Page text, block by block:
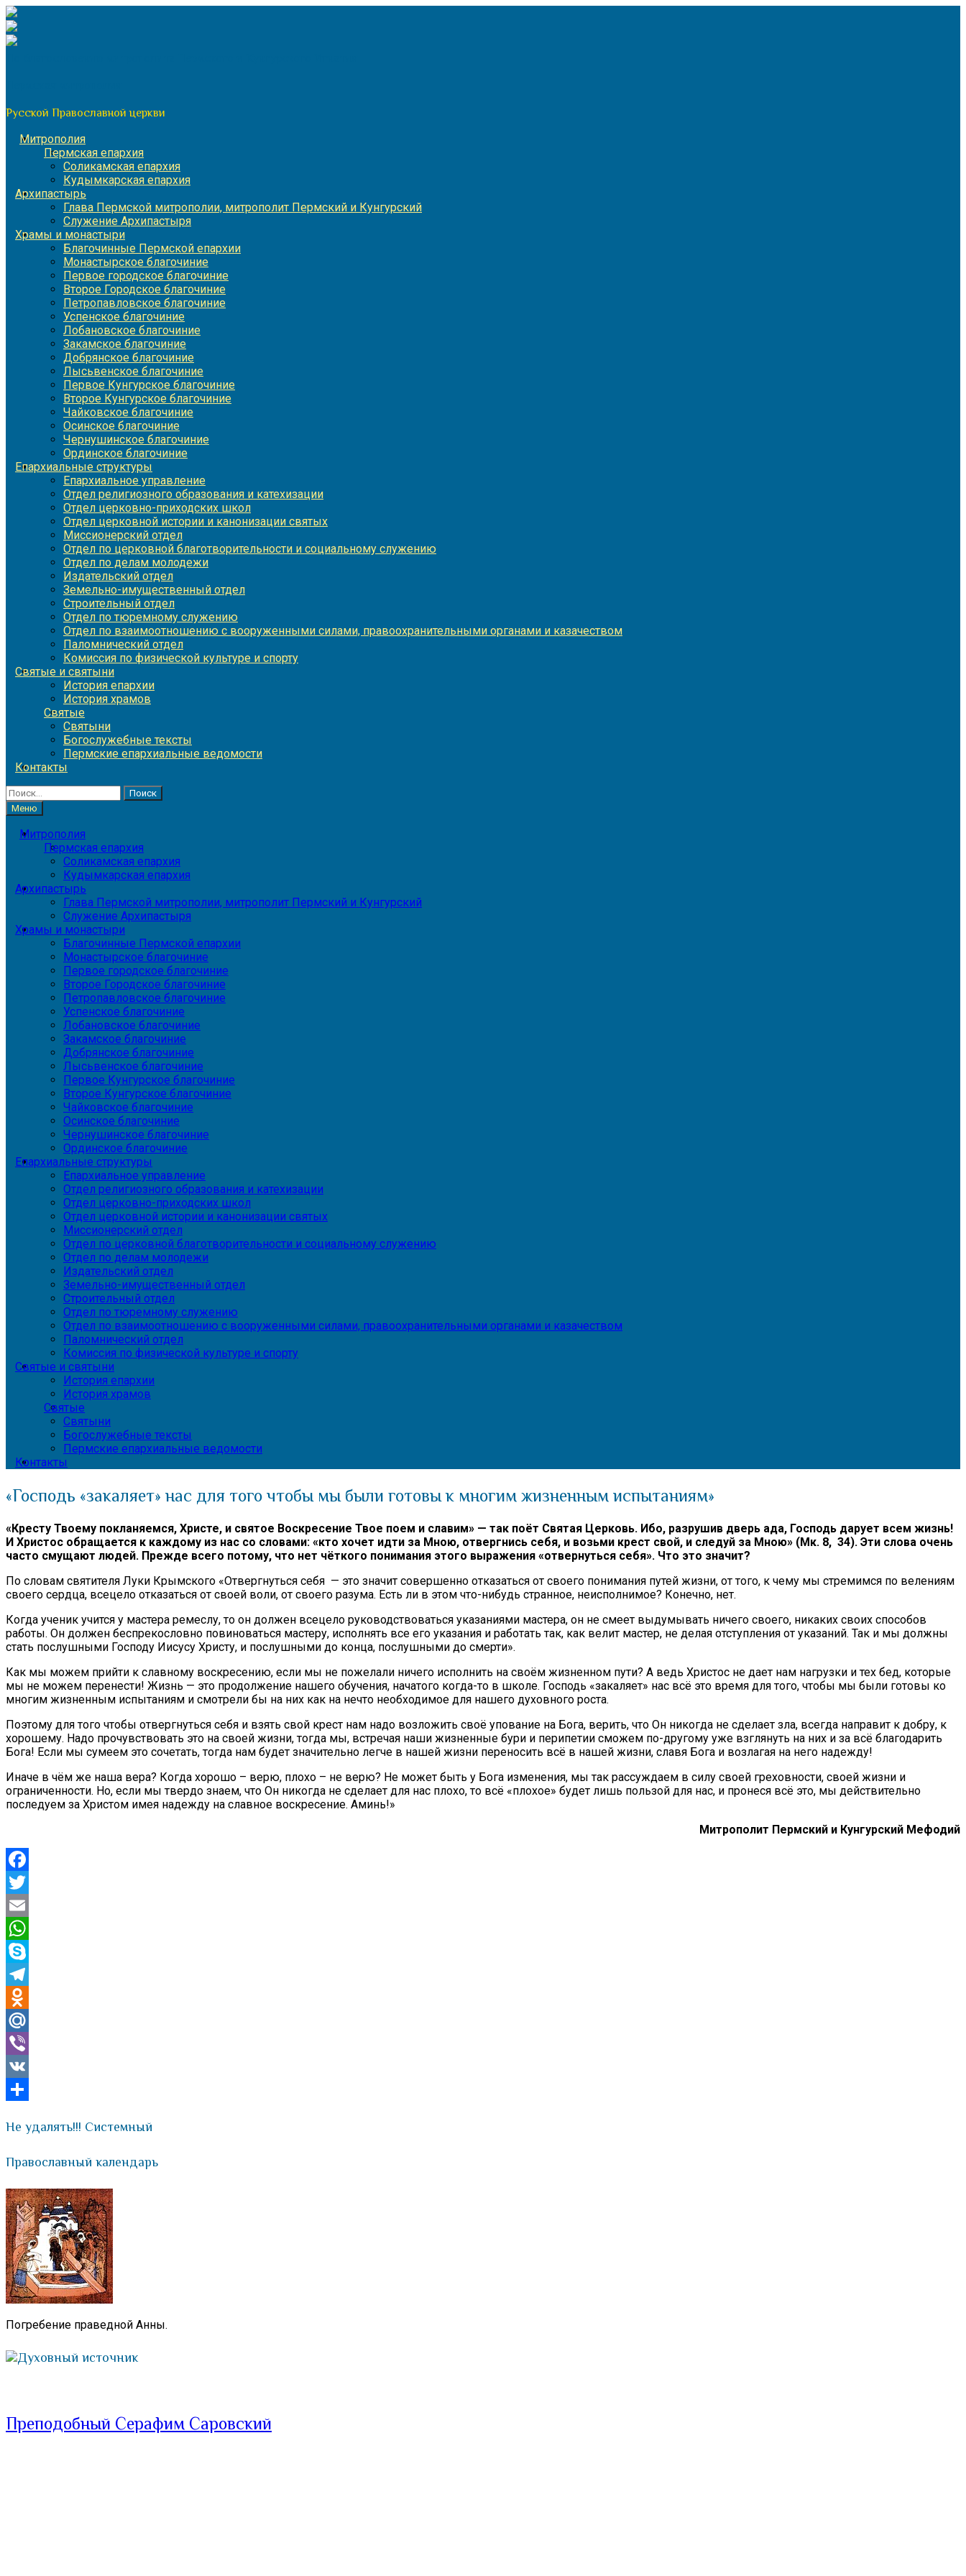
Перейти
к
содержимому
Русской Православной церкви
Митрополия
Пермская епархия
Соликамская епархия
Кудымкарская епархия
Архипастырь
Глава Пермской митрополии, митрополит Пермский и Кунгурский
Служение Архипастыря
Храмы и монастыри
Благочинные Пермской епархии
Монастырское благочиние
Первое городское благочиние
Второе Городское благочиние
Петропавловское благочиние
Успенское благочиние
Лобановское благочиние
Закамское благочиние
Добрянское благочиние
Лысьвенское благочиние
Первое Кунгурское благочиние
Второе Кунгурское благочиние
Чайковское благочиние
Осинское благочиние
Чернушинское благочиние
Ординское благочиние
Епархиальные структуры
Епархиальное управление
Отдел религиозного образования и катехизации
Отдел церковно-приходских школ
Отдел церковной истории и канонизации святых
Миссионерский отдел
Отдел по церковной благотворительности и социальному служению
Отдел по делам молодежи
Издательский отдел
Земельно-имущественный отдел
Строительный отдел
Отдел по тюремному служению
Отдел по взаимоотношению с вооруженными силами, правоохранительными органами и казачеством
Паломнический отдел
Комиссия по физической культуре и спорту
Святые и святыни
История епархии
История храмов
Святые
Святыни
Богослужебные тексты
Пермские епархиальные ведомости
Контакты
Найти:
Меню
Митрополия
Пермская епархия
Соликамская епархия
Кудымкарская епархия
Архипастырь
Глава Пермской митрополии, митрополит Пермский и Кунгурский
Служение Архипастыря
Храмы и монастыри
Благочинные Пермской епархии
Монастырское благочиние
Первое городское благочиние
Второе Городское благочиние
Петропавловское благочиние
Успенское благочиние
Лобановское благочиние
Закамское благочиние
Добрянское благочиние
Лысьвенское благочиние
Первое Кунгурское благочиние
Второе Кунгурское благочиние
Чайковское благочиние
Осинское благочиние
Чернушинское благочиние
Ординское благочиние
Епархиальные структуры
Епархиальное управление
Отдел религиозного образования и катехизации
Отдел церковно-приходских школ
Отдел церковной истории и канонизации святых
Миссионерский отдел
Отдел по церковной благотворительности и социальному служению
Отдел по делам молодежи
Издательский отдел
Земельно-имущественный отдел
Строительный отдел
Отдел по тюремному служению
Отдел по взаимоотношению с вооруженными силами, правоохранительными органами и казачеством
Паломнический отдел
Комиссия по физической культуре и спорту
Святые и святыни
История епархии
История храмов
Святые
Святыни
Богослужебные тексты
Пермские епархиальные ведомости
Контакты
«Господь «закаляет» нас для того чтобы мы были готовы к многим жизненным испытаниям»
«Кресту Твоему покланяемся, Христе, и святое Воскресение Твое поем и славим» — так поёт Святая Церковь. Ибо, разрушив дверь ада, Господь дарует всем жизнь!
И Христос обращается к каждому из нас со словами: «кто хочет идти за Мною, отвергнись себя, и возьми крест свой, и следуй за Мною» (Мк. 8, 34). Эти слова очень
часто смущают людей. Прежде всего потому, что нет чёткого понимания этого выражения «отвернуться себя». Что это значит?
По словам святителя Луки Крымского «Отвергнуться себя — это значит совершенно отказаться от своего понимания путей жизни, от того, к чему мы стремимся по велениям
своего сердца, всецело отказаться от своей воли, от своего разума. Есть ли в этом что-нибудь странное, неисполнимое? Конечно, нет.
Когда ученик учится у мастера ремеслу, то он должен всецело руководствоваться указаниями мастера, он не смеет выдумывать ничего своего, никаких своих способов
работы. Он должен беспрекословно повиноваться мастеру, исполнять все его указания и работать так, как велит мастер, не делая отступления от указаний. Так и мы должны
стать послушными Господу Иисусу Христу, и послушными до конца, послушными до смерти».
Как мы можем прийти к славному воскресению, если мы не пожелали ничего исполнить на своём жизненном пути? А ведь Христос не дает нам нагрузки и тех бед, которые
мы не можем перенести! Жизнь — это продолжение нашего обучения, начатого когда-то в школе. Господь «закаляет» нас всё это время для того, чтобы мы были готовы ко
многим жизненным испытаниям и смотрели бы на них как на нечто необходимое для нашего духовного роста.
Поэтому для того чтобы отвергнуться себя и взять свой крест нам надо возложить своё упование на Бога, верить, что Он никогда не сделает зла, всегда направит к добру, к
хорошему. Надо прочувствовать это на своей жизни, тогда мы, встречая наши жизненные бури и перипетии сможем по-другому уже взглянуть на них и за всё благодарить
Бога! Если мы сумеем это сочетать, тогда нам будет значительно легче в нашей жизни переносить всё в нашей жизни, славя Бога и возлагая на него надежду!
Иначе в чём же наша вера? Когда хорошо – верю, плохо – не верю? Не может быть у Бога изменения, мы так рассуждаем в силу своей греховности, своей жизни и
ограниченности. Но, если мы твердо знаем, что Он никогда не сделает для нас плохо, то всё «плохое» будет лишь пользой для нас, и пронеся всё это, мы действительно
последуем за Христом имея надежду на славное воскресение. Аминь!»
Митрополит Пермский и Кунгурский Мефодий
Facebook
Twitter
Email
WhatsApp
Skype
Telegram
Odnoklassniki
Mail.Ru
Viber
VK
Не удалять!!! Системный
Православный календарь
Погребение праведной Анны.
Духовный источник
Преподобный Серафим Саровский